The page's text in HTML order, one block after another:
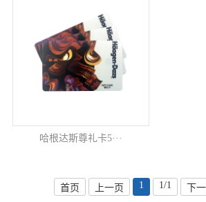
哈根达斯尊礼卡5···
首页 上一页 1 1/1 下